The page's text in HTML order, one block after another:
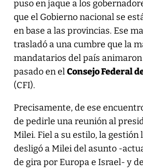
puso en jaque a los
que el Gobierno nacional se
en base a las provincias. Ese
trasladó a una cumbre que la
mandatarios del país
pasado en elConsejo Federal
(CFI).
Precisamente, de ese
de pedirle una reunión al
Milei. Fiel a su estilo, la
desligó a Milei del asunto -
de gira por Europa e Israel- y